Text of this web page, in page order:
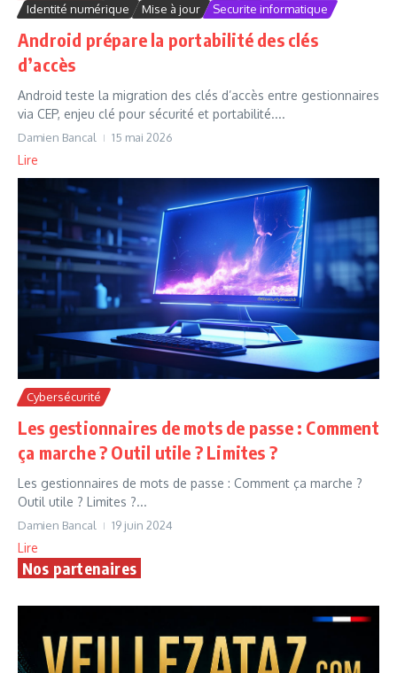
Identité numérique
Mise à jour Securite informatique
Android prépare la portabilité des clés
d’accès
Android teste la migration des clés d’accès entre gestionnaires
via CEP, enjeu clé pour sécurité et portabilité....
Damien Bancal 15 mai 2026
Lire
Cybersécurité
Les gestionnaires de mots de passe : Comment
ça marche ? Outil utile ? Limites ?
Les gestionnaires de mots de passe : Comment ça marche ?
Outil utile ? Limites ?...
Damien Bancal 19 juin 2024
Lire
Nos partenaires